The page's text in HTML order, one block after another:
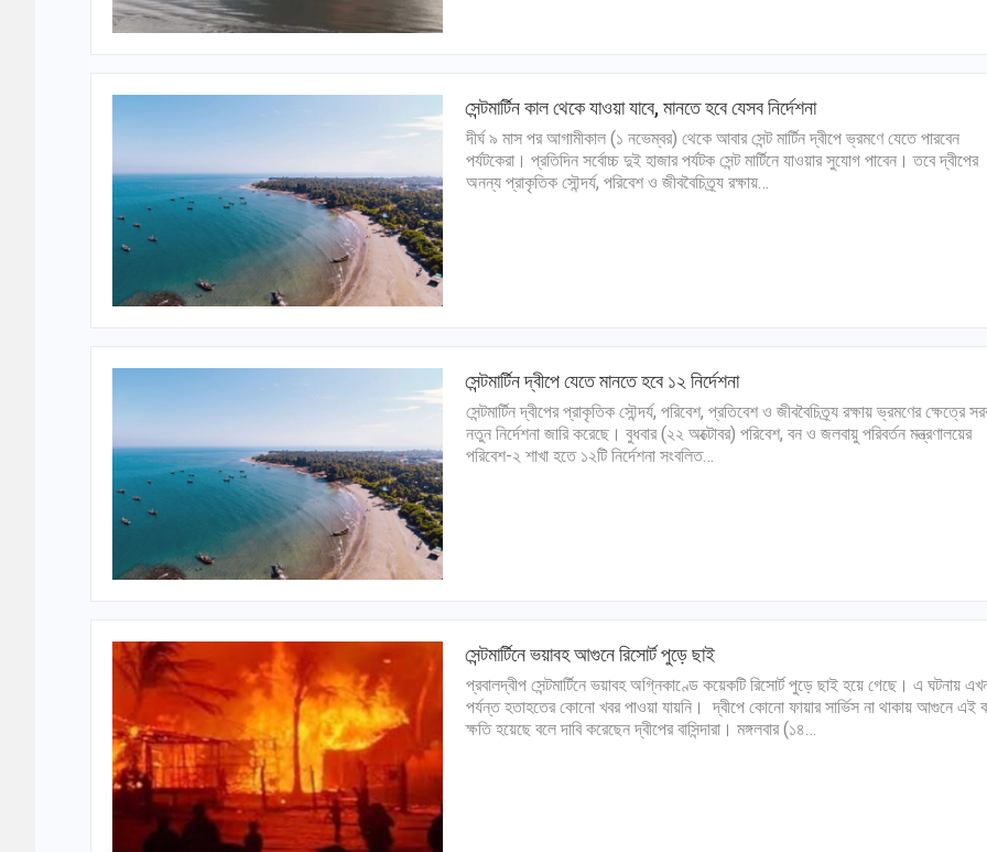
সেন্টমার্টিন‌ কাল থেকে যাওয়া যাবে, মানতে হবে যেসব নির্দেশনা
দীর্ঘ ৯ মাস পর আগামীকাল (১ নভেম্বর) থেকে আবার সেন্ট মার্টিন দ্বীপে ভ্রমণে যেতে পারবেন
পর্যটকেরা। প্রতিদিন সর্বোচ্চ দুই হাজার পর্যটক সেন্ট মার্টিনে যাওয়ার সুযোগ পাবেন। তবে দ্বীপের
অনন্য প্রাকৃতিক সৌন্দর্য, পরিবেশ ও জীববৈচিত্র্য রক্ষায়…
সেন্টমার্টিন দ্বীপে যেতে মানতে হবে ১২ নির্দেশনা
সেন্টমার্টিন দ্বীপের প্রাকৃতিক সৌন্দর্য, পরিবেশ, প্রতিবেশ ও জীববৈচিত্র্য রক্ষায় ভ্রমণের ক্ষেত্রে
নতুন নির্দেশনা জারি করেছে। বুধবার (২২ অক্টোবর) পরিবেশ, বন ও জলবায়ু পরিবর্তন মন্ত্রণালয়ের
পরিবেশ-২ শাখা হতে ১২টি নির্দেশনা সংবলিত…
সেন্টমার্টিনে ভয়াবহ আগুনে রিসোর্ট পুড়ে ছাই
প্রবালদ্বীপ সেন্টমার্টিনে ভয়াবহ অগ্নিকাণ্ডে কয়েকটি রিসোর্ট পুড়ে ছাই হয়ে গেছে। এ ঘটনায়
পর্যন্ত হতাহতের কোনো খবর পাওয়া যায়নি। দ্বীপে কোনো ফায়ার সার্ভিস না থাকায় আগুনে এই
ক্ষতি হয়েছে বলে দাবি করেছেন দ্বীপের বাসিন্দারা। মঙ্গলবার (১৪…